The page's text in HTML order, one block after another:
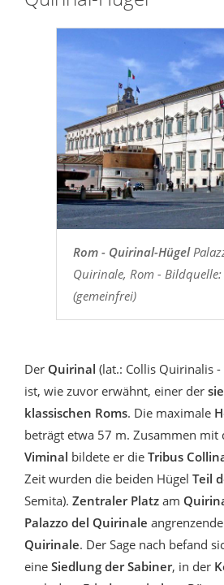
Rom - Quirinal-Hügel
Quirinale, Rom -
(gemeinfrei)
Der Quirinal (lat.: Collis Quirinalis
ist, wie zuvor erwähnt, einer der
klassischen Roms. Die maximale
beträgt etwa 57 m. Zusammen mit
Viminal bildete er die Tribus
Zeit wurden die beiden Hügel Teil
Semita). Zentraler Platz am
Palazzo del Quirinale angrenzende
Quirinale. Der Sage nach befand
eine Siedlung der Sabiner, in der